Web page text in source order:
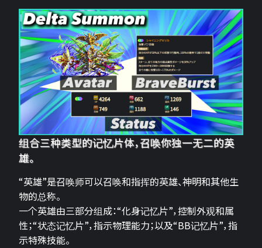
组合三种类型的记忆片体，召唤你独一无二的英
雄。
“英雄”是召唤师可以召唤和指挥的英雄、神明和其他生
物的总称。
一个英雄由三部分组成：“化身记忆片”，控制外观和属
性；“状态记忆片”，指示物理能力；以及“BB记忆片”，指
示特殊技能。